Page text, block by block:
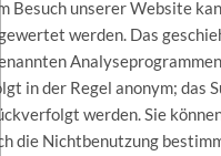
Besuch unserer Website
werden. Das
in der Regel anonym; das
werden. Sie
die Nichtbenutzung